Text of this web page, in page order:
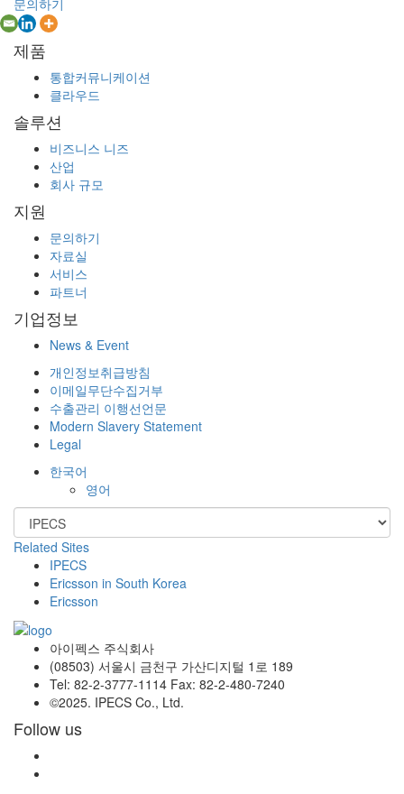
제품
통합커뮤니케이션
클라우드
솔루션
비즈니스 니즈
산업
회사 규모
지원
문의하기
자료실
서비스
파트너
기업정보
News & Event
개인정보취급방침
이메일무단수집거부
수출관리 이행선언문
Modern Slavery Statement
Legal
한국어
영어
Related Sites
IPECS
Ericsson in South Korea
Ericsson
아이펙스 주식회사
(08503) 서울시 금천구 가산디지털 1로 189
Tel: 82-2-3777-1114 Fax: 82-2-480-7240
©2025. IPECS Co., Ltd.
Follow us